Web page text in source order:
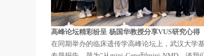
高峰论坛精彩纷呈 杨国华教授分享VUS研究心得
在同期举办的临床遗传学高峰论坛上，武汉大学